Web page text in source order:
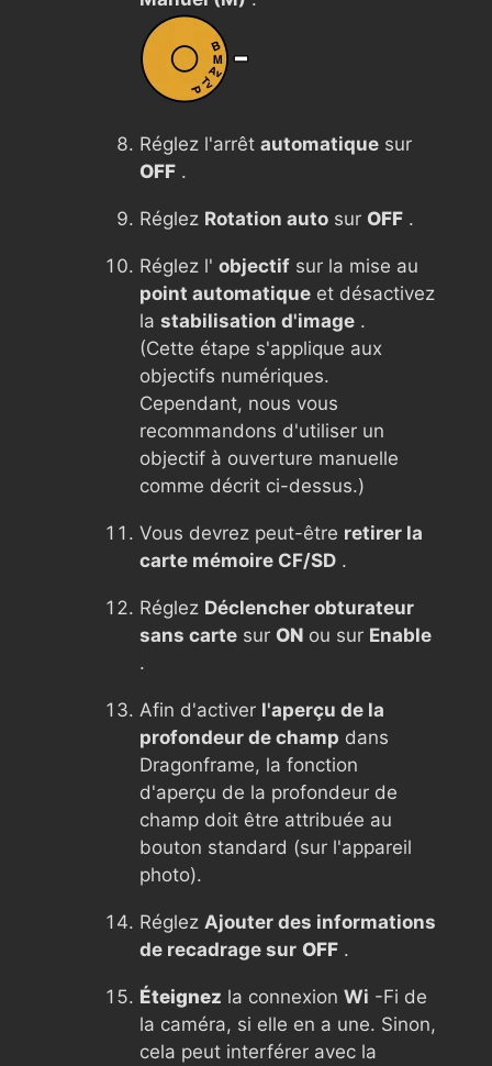
Réglez l'arrêt automatique sur
OFF .
Réglez Rotation auto sur OFF .
Réglez l' objectif sur la mise au
point automatique et désactivez
la stabilisation d'image .
(Cette étape s'applique aux
objectifs numériques.
Cependant, nous vous
recommandons d'utiliser un
objectif à ouverture manuelle
comme décrit ci-dessus.)
Vous devrez peut-être retirer la
carte mémoire CF/SD .
Réglez Déclencher obturateur
sans carte sur ON ou sur Enable
.
Afin d'activer l'aperçu de la
profondeur de champ dans
Dragonframe, la fonction
d'aperçu de la profondeur de
champ doit être attribuée au
bouton standard (sur l'appareil
photo).
Réglez Ajouter des informations
de recadrage sur OFF .
Éteignez la connexion Wi -Fi de
la caméra, si elle en a une. Sinon,
cela peut interférer avec la